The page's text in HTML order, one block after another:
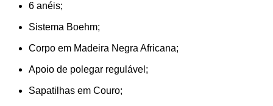
6 anéis;
Sistema Boehm;
Corpo em Madeira Negra Africana;
Apoio de polegar regulável;
Sapatilhas em Couro;